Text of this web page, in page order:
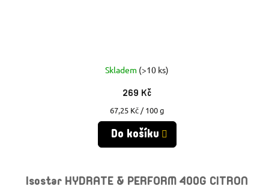
Skladem (>10 ks)
269 Kč
Měrná
cena:
67,25 Kč / 100 g
Do košíku
Isostar HYDRATE & PERFORM 400G CITRON